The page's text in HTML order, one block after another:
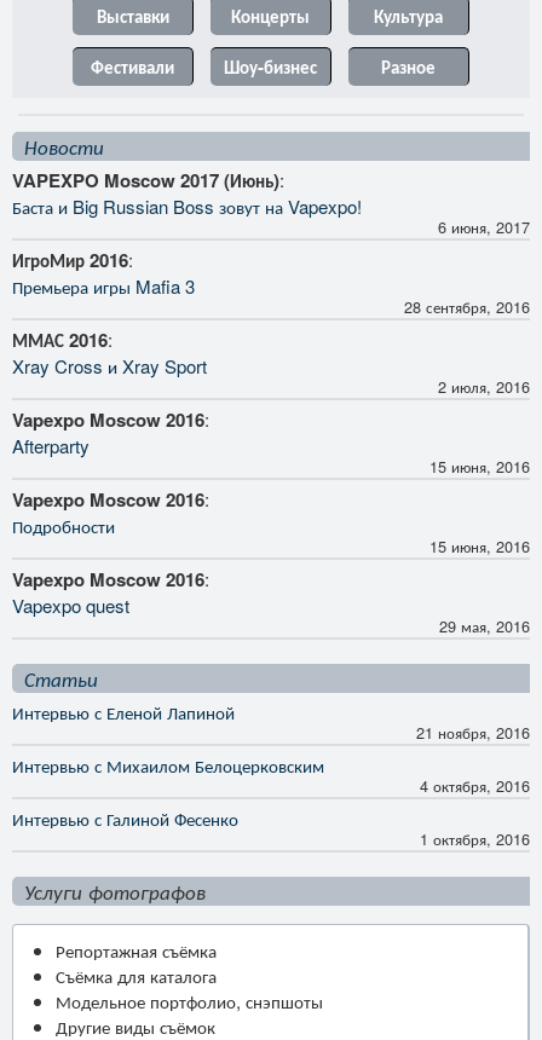
Выставки Концерты
Культура
Фестивали
Шоу-бизнес Разное
Новости
VAPEXPO Moscow 2017 (Июнь):
Баста и Big Russian Boss зовут на Vapexpo!
6 июня, 2017
ИгроМир 2016:
Премьера игры Mafia 3
28 сентября, 2016
ММАС 2016:
Xray Cross и Xray Sport
2 июля, 2016
Vapexpo Moscow 2016:
Afterparty
15 июня, 2016
Vapexpo Moscow 2016:
Подробности
15 июня, 2016
Vapexpo Moscow 2016:
Vapexpo quest
29 мая, 2016
Статьи
Интервью с Еленой Лапиной
21 ноября, 2016
Интервью с Михаилом Белоцерковским
4 октября, 2016
Интервью с Галиной Фесенко
1 октября, 2016
Услуги фотографов
Репортажная съёмка
Съёмка для каталога
Модельное портфолио, снэпшоты
Другие виды съёмок